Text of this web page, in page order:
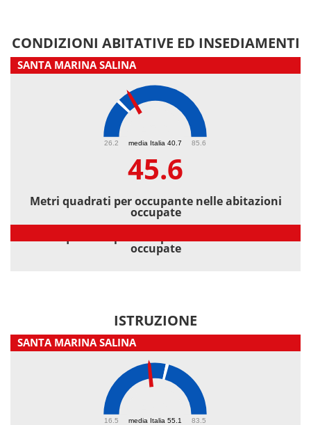
CONDIZIONI ABITATIVE ED INSEDIAMENTI
SANTA MARINA SALINA
media Italia 40.7
26.2 85.6
45.6
Metri quadrati per occupante nelle abitazioni
occupate
occupate
ISTRUZIONE
SANTA MARINA SALINA
media Italia 55.1
16.5 83.5